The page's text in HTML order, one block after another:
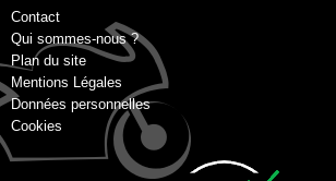
Contact
Qui sommes-nous ?
Plan du site
Mentions Légales
Données personnelles
Cookies